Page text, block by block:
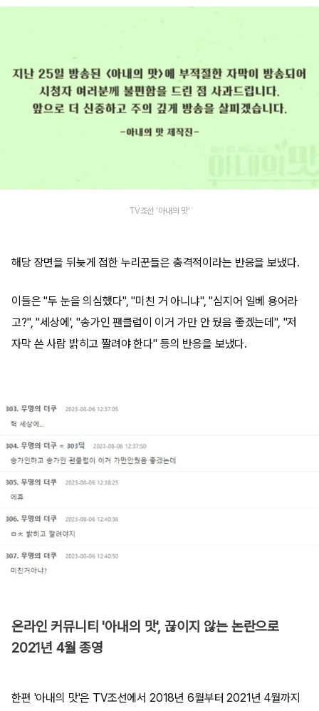
TV조선 '아내의 맛'
해당 장면을 뒤늦게 접한 누리꾼들은 충격적이라는 반응을 보냈다.
이들은 "두 눈을 의심했다", "미친 거 아니냐", "심지어 일베 용어라
고?", "세상에', "송가인 팬클럽이 이거 가만 안 뒀음 좋겠는데", "저
자막 쓴 사람 밝히고 짤려야 한다" 등의 반응을 보냈다.
온라인 커뮤니티 '아내의 맛', 끊이지 않는 논란으로
2021년 4월 종영
한편 '아내의 맛'은 TV조선에서 2018년 6월부터 2021년 4월까지